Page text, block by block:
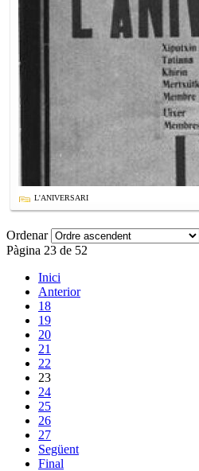
L'ANIVERSARI
Ordenar
Pàgina 23 de 52
Inici
Anterior
18
19
20
21
22
23
24
25
26
27
Següent
Final